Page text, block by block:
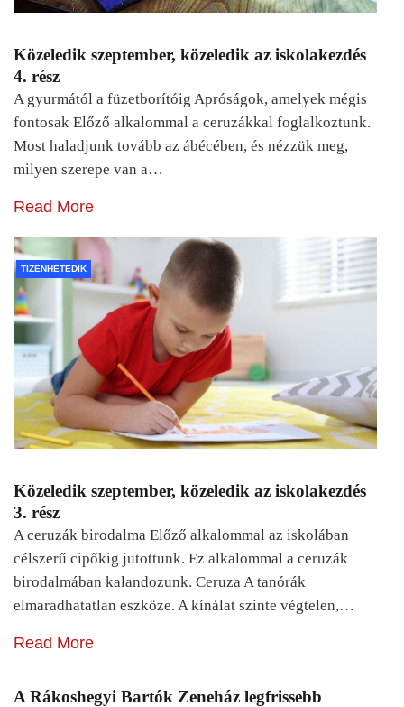
Közeledik szeptember, közeledik az iskolakezdés
4. rész
A gyurmától a füzetborítóig Apróságok, amelyek mégis
fontosak Előző alkalommal a ceruzákkal foglalkoztunk.
Most haladjunk tovább az ábécében, és nézzük meg,
milyen szerepe van a…
Read More
TIZENHETEDIK
Közeledik szeptember, közeledik az iskolakezdés
3. rész
A ceruzák birodalma Előző alkalommal az iskolában
célszerű cipőkig jutottunk. Ez alkalommal a ceruzák
birodalmában kalandozunk. Ceruza A tanórák
elmaradhatatlan eszköze. A kínálat szinte végtelen,…
Read More
A Rákoshegyi Bartók Zeneház legfrissebb